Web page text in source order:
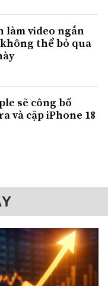
làm video ngắn
thể bỏ qua
sẽ công bố
và cặp iPhone 18